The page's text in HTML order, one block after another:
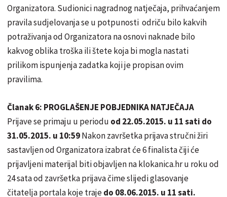
Organizatora. Sudionici nagradnog natječaja, prihvaćanjem
pravila sudjelovanja se u potpunosti odriču bilo kakvih
potraživanja od Organizatora na osnovi naknade bilo
kakvog oblika troška ili štete koja bi mogla nastati
prilikom ispunjenja zadatka koji je propisan ovim
pravilima.
Članak 6: PROGLAŠENJE POBJEDNIKA NATJEČAJA
Prijave se primaju u periodu od 22.05.2015. u 11 sati do
31.05.2015. u 10:59Nakon završetka prijava stručni žiri
sastavljen od Organizatora izabrat će 6 finalista čiji će
prijavljeni materijal biti objavljen na klokanica.hr u roku od
24 sata od završetka prijava čime slijedi glasovanje
čitatelja portala koje trajedo 08.06.2015. u 11 sati.